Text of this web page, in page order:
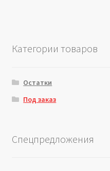
Категории товаров
Остатки
Под заказ
Спецпредложения